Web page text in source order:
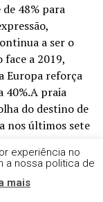
48% para
a ser o
face a 2019,
Europa reforça
40%.A praia
do destino de
nos últimos sete
oferta cultural
maior
experiência no
a nossa politica de
mais